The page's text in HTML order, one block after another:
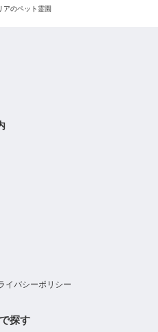
アのペット霊園
イバシーポリシー
探す